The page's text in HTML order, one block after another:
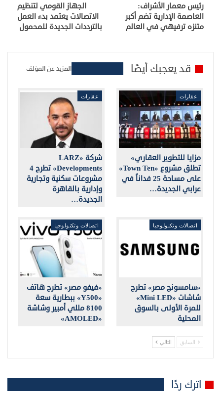
رئيس معمار الأشراف:
العاصمة الإدارية تضم أكبر
متنزه ترفيهي في العالم
الجهاز القومي لتنظيم
الاتصالات يعتمد بدء العمل
بالترددات الجديدة للمحمول
قد يعجبك أيضًا المزيد عن المؤلف
عقارات
مزايا للتطوير العقاري»
تطلق مشروع «Town Ten»
على مساحة 25 فداناً في
عرابي الجديدة…
عقارات
شركة «LARZ
Developments» تطرح 4
مشروعات سكنية وتجارية
وإدارية بالقاهرة
الجديدة…
اتصالات وتكنولوجيا
«سامسونج مصر» تطرح
شاشات «Mini LED»
للمرة الأولى بالسوق
المحلية
اتصالات وتكنولوجيا
«فيفو مصر» تطرح هاتف
«Y500» ببطارية سعة
8100 مللي أمبير وشاشة
«AMOLED»
السابق التالي
اترك ردًا